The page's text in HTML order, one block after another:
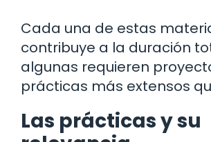
Cada una de estas
contribuye a la duración
algunas requieren
prácticas más extensos
Las prácticas y su